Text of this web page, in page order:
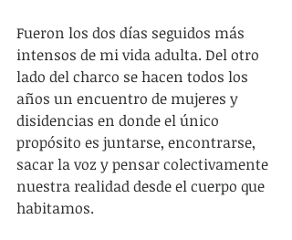
Fueron los dos días seguidos más
intensos de mi vida adulta. Del otro
lado del charco se hacen todos los
años un encuentro de mujeres y
disidencias en donde el único
propósito es juntarse, encontrarse,
sacar la voz y pensar colectivamente
nuestra realidad desde el cuerpo que
habitamos.